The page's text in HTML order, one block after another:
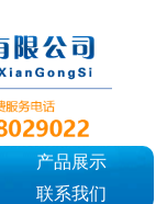
产品展示
联系我们